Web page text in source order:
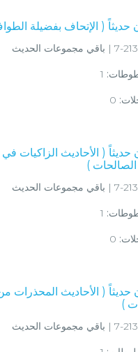
حديثاً ( الأحاديث الزاكيات
الصالحات )
حديثاً ( الأحاديث
)